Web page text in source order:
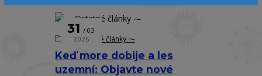
Keď more dobije a les
uzemní: Objavte nové
31
03
2026
⁓ Ostatné články ⁓